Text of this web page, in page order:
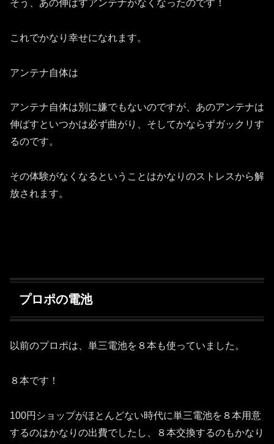
そう、あの伸ばすアンテナがなくなったのです！
これでかなり幸せになれます。
アンテナ自体は
アンテナ自体は別に嫌でもないのですが、あのアンテナは
伸ばすといつかは必ず曲がり、そしてかならずガックリす
るのです。
その体験がなくなるということはかなりのストレスから解
放されます。
プロポの電池
以前のプロポは、単三電池を８本も使っていました。
８本です！
100円ショップがほとんどない時代に単三電池を８本用意
するのはかなりの出費でしたし、８本交換するのもかなり